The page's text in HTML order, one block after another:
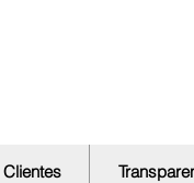
Clientes